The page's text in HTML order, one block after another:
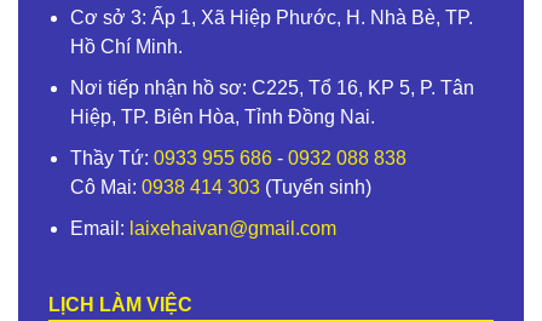
Cơ sở 3: Ấp 1, Xã Hiệp Phước, H. Nhà Bè, TP.
Hồ Chí Minh.
Nơi tiếp nhận hồ sơ: C225, Tổ 16, KP 5, P. Tân
Hiệp, TP. Biên Hòa, Tỉnh Đồng Nai.
Thầy Tứ: 0933 955 686 - 0932 088 838
Cô Mai: 0938 414 303 (Tuyển sinh)
Email: laixehaivan@gmail.com
LỊCH LÀM VIỆC